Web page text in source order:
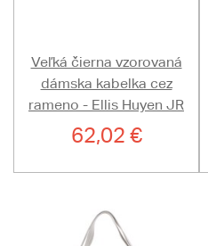
Veľká čierna vzorovaná
dámska kabelka cez
rameno - Ellis Huyen JR
62,02 €